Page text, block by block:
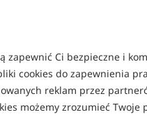
zapewnić Ci bezpieczne i
cookies do zapewnienia
reklam przez
możemy zrozumieć Twoje
0,58
DATA REALIZACJI
LUB TEL. +48 883 474 729